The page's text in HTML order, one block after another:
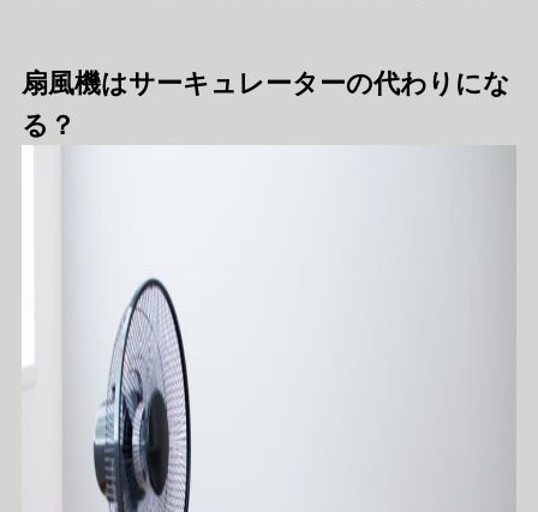
扇風機はサーキュレーターの代わりにな
る？